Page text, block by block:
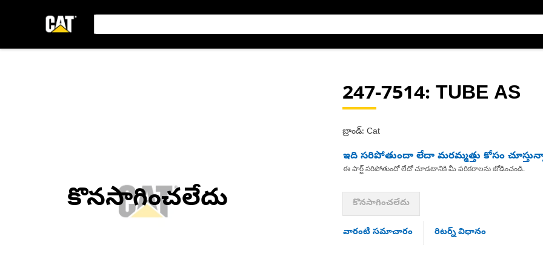
కొనసాగించలేదు
247-7514: TUBE AS
బ్రాండ్: Cat
ఇది సరిపోతుందా లేదా మరమ్మత్తు కోసం
ఈ పార్ట్ సరిపోతుందో లేదో చూడటానికి మీ పరికరాలను జోడించండి.
కొనసాగించలేదు
వారంటీ సమాచారం రిటర్న్ విధానం